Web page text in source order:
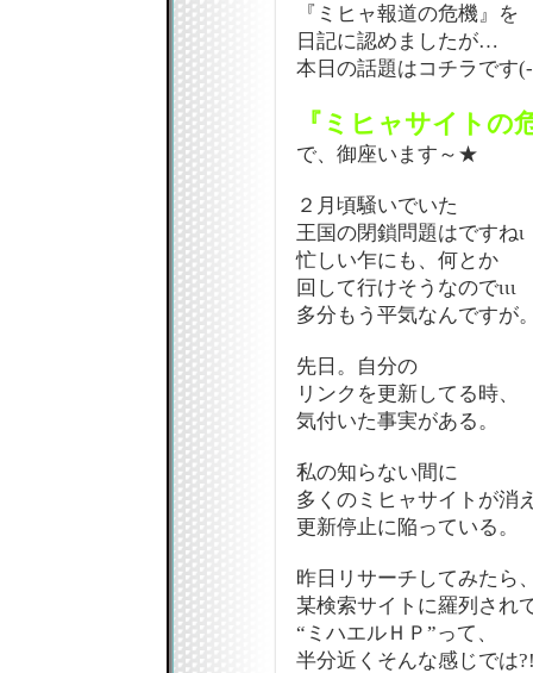
『ミヒャ報道の危機』を
日記に認めましたが…
本日の話題はコチラです
『ミヒャサイトの
で、御座います～★
２月頃騒いでいた
王国の閉鎖問題はですねι
忙しい乍にも、何とか
回して行けそうなのでιιι
多分もう平気なんですが
先日。自分の
リンクを更新してる時、
気付いた事実がある。
私の知らない間に
多くのミヒャサイトが消
更新停止に陥っている。
昨日リサーチしてみたら
某検索サイトに羅列され
“ミハエルＨＰ”って、
半分近くそんな感じでは